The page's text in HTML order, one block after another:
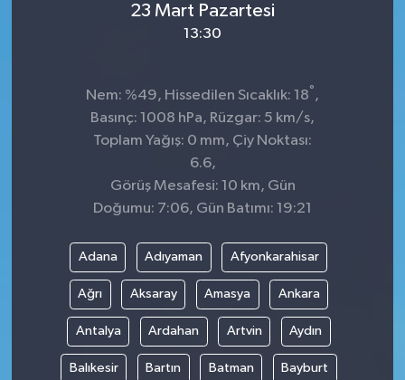
23 Mart Pazartesi
13:30
Nem: %49, Hissedilen Sıcaklık: 18° ,
Basınç: 1008 hPa, Rüzgar: 5 km/s,
Toplam Yağış: 0 mm, Çiy Noktası:
6.6,
Görüş Mesafesi: 10 km, Gün
Doğumu: 7:06, Gün Batımı: 19:21
Adana Adıyaman Afyonkarahisar
Ağrı Aksaray Amasya Ankara
Antalya Ardahan Artvin Aydın
Balıkesir Bartın Batman Bayburt